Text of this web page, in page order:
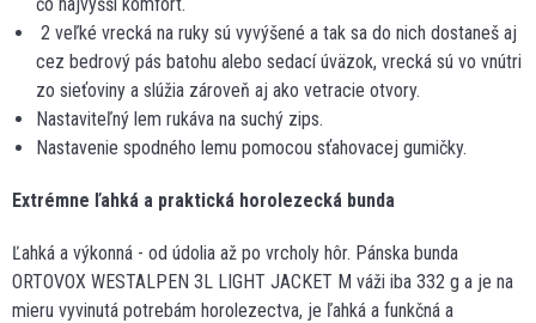
2 veľké vrecká na ruky sú vyvýšené a tak sa do nich dostaneš aj
cez bedrový pás batohu alebo sedací úväzok, vrecká sú vo vnútri
zo sieťoviny a slúžia zároveň aj ako vetracie otvory.
Nastaviteľný lem rukáva na suchý zips.
Nastavenie spodného lemu pomocou sťahovacej gumičky.
Extrémne ľahká a praktická horolezecká bunda
Ľahká a výkonná - od údolia až po vrcholy hôr. Pánska bunda
ORTOVOX WESTALPEN 3L LIGHT JACKET M váži iba 332 g a je na
mieru vyvinutá potrebám horolezectva, je ľahká a funkčná a